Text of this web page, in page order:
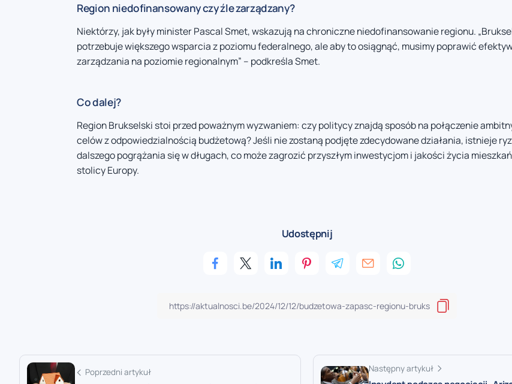
Region niedofinansowany czy źle zarządzany?
Niektórzy, jak były minister Pascal Smet, wskazują na chroniczne niedofinansowanie regionu.
potrzebuje większego wsparcia z poziomu federalnego, ale aby to osiągnąć, musimy poprawić
zarządzania na poziomie regionalnym” – podkreśla Smet.
Co dalej?
Region Brukselski stoi przed poważnym wyzwaniem: czy politycy znajdą sposób na połączenie
celów z odpowiedzialnością budżetową? Jeśli nie zostaną podjęte zdecydowane działania, istnieje
dalszego pogrążania się w długach, co może zagrozić przyszłym inwestycjom i jakości życia
stolicy Europy.
Udostępnij
Poprzedni artykuł Następny artykuł